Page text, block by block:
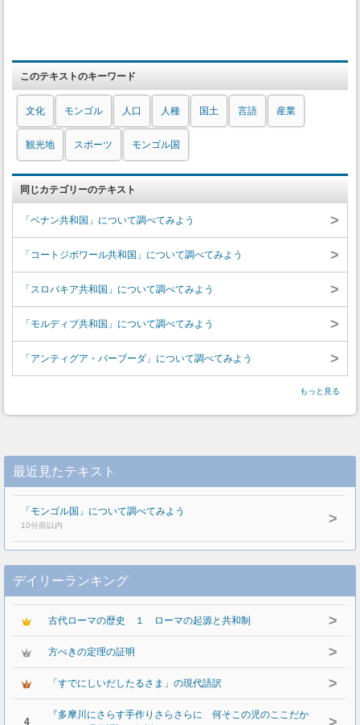
このテキストのキーワード
文化 モンゴル 人口 人種 国土 言語 産業
観光地 スポーツ モンゴル国
同じカテゴリーのテキスト
「ベナン共和国」について調べてみよう >
「コートジボワール共和国」について調べてみよう >
「スロバキア共和国」について調べてみよう >
「モルディブ共和国」について調べてみよう >
「アンティグア・バーブーダ」について調べてみよう >
もっと見る
最近見たテキスト
「モンゴル国」について調べてみよう
10分前以内 >
デイリーランキング
古代ローマの歴史 １ ローマの起源と共和制 >
方べきの定理の証明 >
「すでにしいだしたるさま」の現代語訳 >
4
『多摩川にさらす手作りさらさらに 何そこの児のここだか
>